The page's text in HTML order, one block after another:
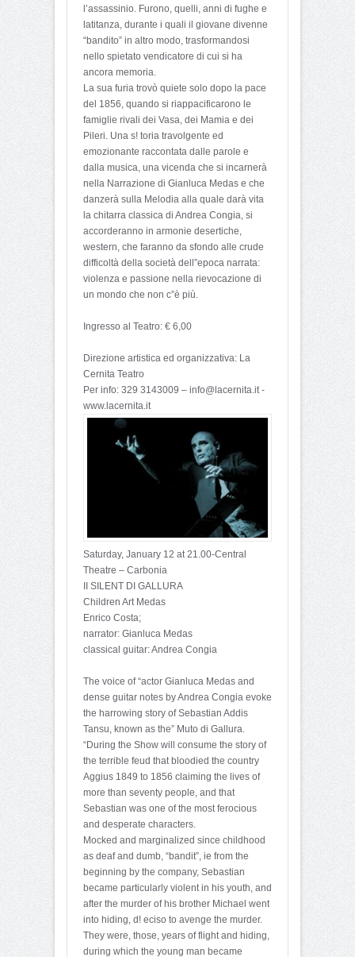
l’assassinio. Furono, quelli, anni di fughe e
latitanza, durante i quali il giovane divenne
“bandito” in altro modo, trasformandosi
nello spietato vendicatore di cui si ha
ancora memoria.
La sua furia trovò quiete solo dopo la pace
del 1856, quando si riappacificarono le
famiglie rivali dei Vasa, dei Mamia e dei
Pileri. Una s! toria travolgente ed
emozionante raccontata dalle parole e
dalla musica, una vicenda che si incarnerà
nella Narrazione di Gianluca Medas e che
danzerà sulla Melodia alla quale darà vita
la chitarra classica di Andrea Congia, si
accorderanno in armonie desertiche,
western, che faranno da sfondo alle crude
difficoltà della società dell”epoca narrata:
violenza e passione nella rievocazione di
un mondo che non c”è più.
Ingresso al Teatro: € 6,00
Direzione artistica ed organizzativa: La
Cernita Teatro
Per info: 329 3143009 – info@lacernita.it -
www.lacernita.it
Saturday, January 12 at 21.00-Central
Theatre – Carbonia
II SILENT DI GALLURA
Children Art Medas
Enrico Costa;
narrator: Gianluca Medas
classical guitar: Andrea Congia
The voice of “actor Gianluca Medas and
dense guitar notes by Andrea Congia evoke
the harrowing story of Sebastian Addis
Tansu, known as the” Muto di Gallura.
“During the Show will consume the story of
the terrible feud that bloodied the country
Aggius 1849 to 1856 claiming the lives of
more than seventy people, and that
Sebastian was one of the most ferocious
and desperate characters.
Mocked and marginalized since childhood
as deaf and dumb, “bandit”, ie from the
beginning by the company, Sebastian
became particularly violent in his youth, and
after the murder of his brother Michael went
into hiding, d! eciso to avenge the murder.
They were, those, years of flight and hiding,
during which the young man became